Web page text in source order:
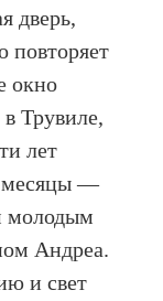
дверь,
повторяет
окно
Трувиле,
лет
месяцы —
молодым
Андреа.
и свет